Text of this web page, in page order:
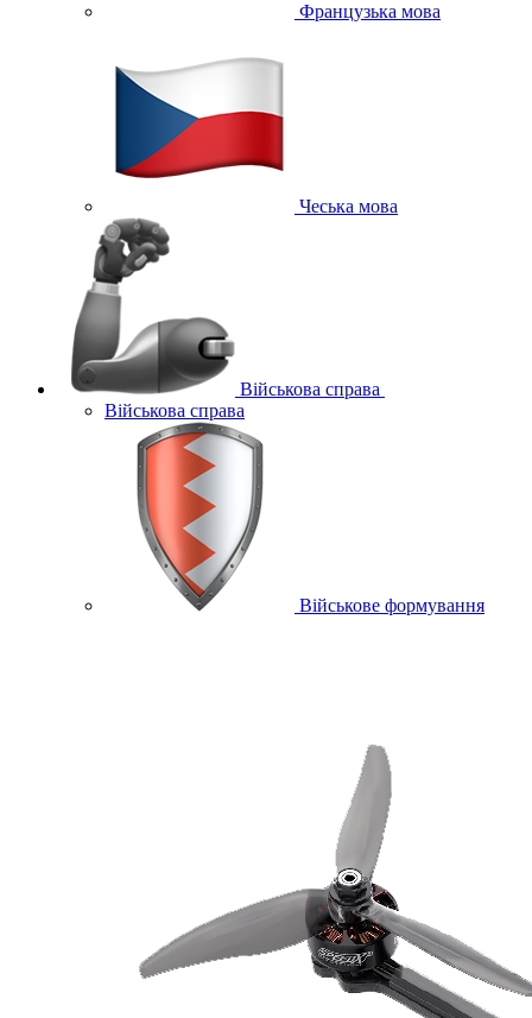
Французька мова
Чеська мова
Військова справа
Військова справа
Військове формування